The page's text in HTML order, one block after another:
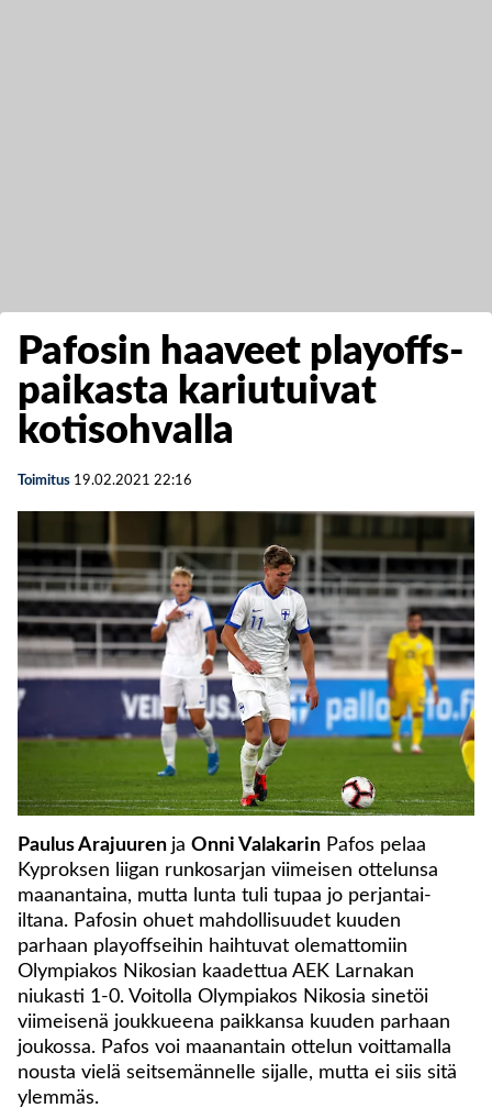
Pafosin haaveet playoffs-
paikasta kariutuivat
kotisohvalla
Toimitus 19.02.2021 22:16
Paulus Arajuuren ja Onni Valakarin Pafos pelaa
Kyproksen liigan runkosarjan viimeisen ottelunsa
maanantaina, mutta lunta tuli tupaa jo perjantai-
iltana. Pafosin ohuet mahdollisuudet kuuden
parhaan playoffseihin haihtuvat olemattomiin
Olympiakos Nikosian kaadettua AEK Larnakan
niukasti 1-0. Voitolla Olympiakos Nikosia sinetöi
viimeisenä joukkueena paikkansa kuuden parhaan
joukossa. Pafos voi maanantain ottelun voittamalla
nousta vielä seitsemännelle sijalle, mutta ei siis sitä
ylemmäs.